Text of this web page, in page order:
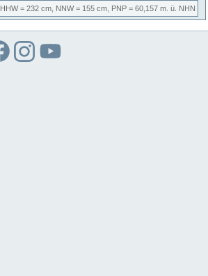
HHW= 232 cm, NNW= 155 cm, PNP = 60,157 m. ü. NHN